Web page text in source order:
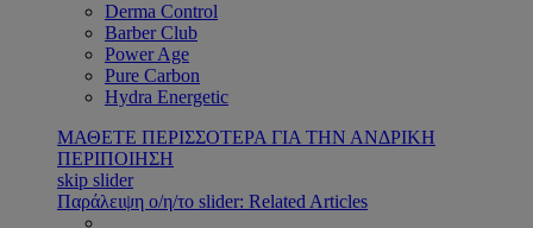
Derma Control
Barber Club
Power Age
Pure Carbon
Hydra Energetic
ΜΑΘΕΤΕ ΠΕΡΙΣΣΟΤΕΡΑ ΓΙΑ ΤΗΝ ΑΝΔΡΙΚΗ
ΠΕΡΙΠΟΙΗΣΗ
skip slider
Παράλειψη ο/η/το slider: Related Articles